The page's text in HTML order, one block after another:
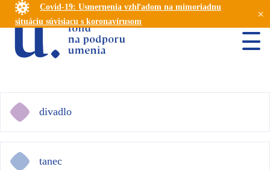
Covid-19: Usmernenia vzhľadom na mimoriadnu
situáciu súvisiacu s koronavírusom
×
divadlo
tanec